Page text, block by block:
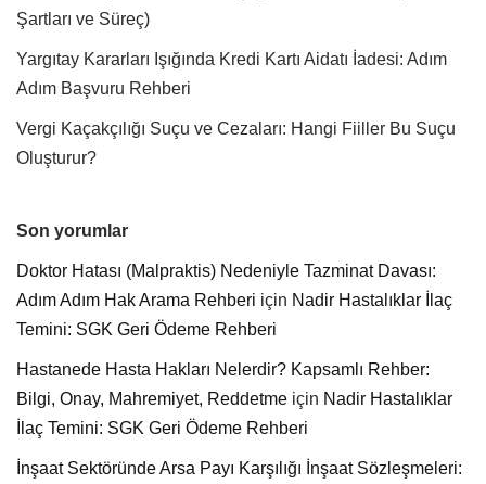
Şartları ve Süreç)
Yargıtay Kararları Işığında Kredi Kartı Aidatı İadesi: Adım
Adım Başvuru Rehberi
Vergi Kaçakçılığı Suçu ve Cezaları: Hangi Fiiller Bu Suçu
Oluşturur?
Son yorumlar
Doktor Hatası (Malpraktis) Nedeniyle Tazminat Davası:
Adım Adım Hak Arama Rehberi için Nadir Hastalıklar İlaç
Temini: SGK Geri Ödeme Rehberi
Hastanede Hasta Hakları Nelerdir? Kapsamlı Rehber:
Bilgi, Onay, Mahremiyet, Reddetme için Nadir Hastalıklar
İlaç Temini: SGK Geri Ödeme Rehberi
İnşaat Sektöründe Arsa Payı Karşılığı İnşaat Sözleşmeleri: